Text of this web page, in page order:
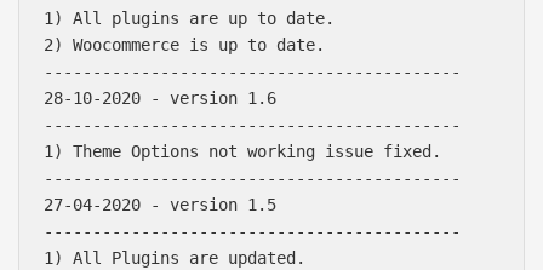
1) All plugins are up to date.
2) Woocommerce is up to date.
-------------------------------------------
28-10-2020 - version 1.6
-------------------------------------------
1) Theme Options not working issue fixed.
-------------------------------------------
27-04-2020 - version 1.5
-------------------------------------------
1) All Plugins are updated.